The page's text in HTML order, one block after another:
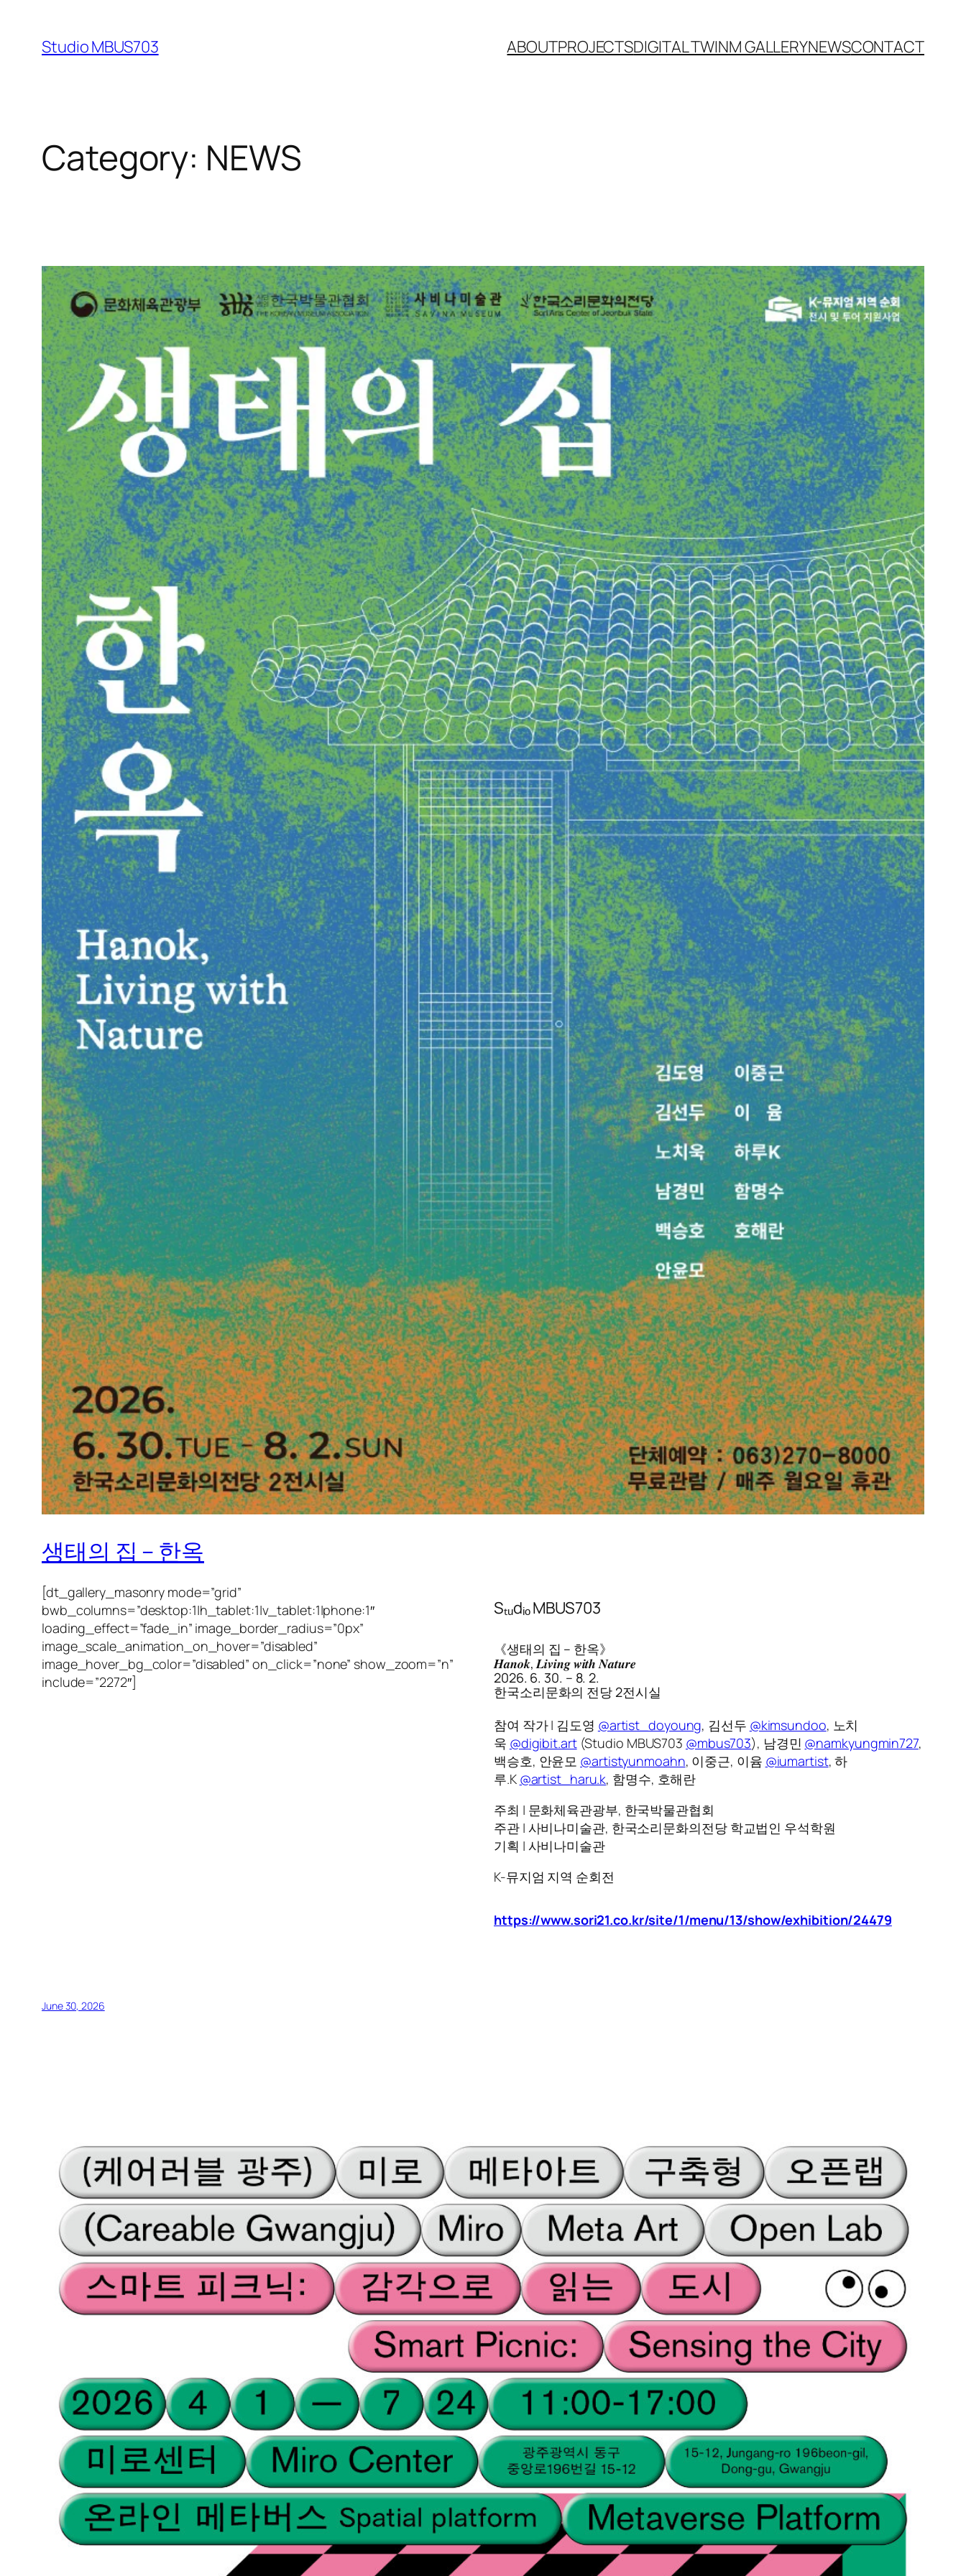
content
Studio MBUS703 ABOUTPROJECTSDIGITAL TWINM GALLERYNEWSCONTACT
Category: NEWS
생태의 집 – 한옥
[dt_gallery_masonry mode=”grid”
bwb_columns=”desktop:1|h_tablet:1|v_tablet:1|phone:1″
loading_effect=”fade_in” image_border_radius=”0px”
image_scale_animation_on_hover=”disabled”
image_hover_bg_color=”disabled” on_click=”none” show_zoom=”n”
include=”2272″]
Sₜᵤdᵢₒ MBUS703
《생태의 집 – 한옥》
𝑯𝒂𝒏𝒐𝒌, 𝑳𝒊𝒗𝒊𝒏𝒈 𝒘𝒊𝒕𝒉 𝑵𝒂𝒕𝒖𝒓𝒆
2026. 6. 30. – 8. 2.
한국소리문화의 전당 2전시실
참여 작가 | 김도영 @artist_doyoung, 김선두 @kimsundoo, 노치
욱 @digibit.art(Studio MBUS703 @mbus703), 남경민 @namkyungmin727,
백승호, 안윤모 @artistyunmoahn, 이중근, 이윰 @iumartist, 하
루.K @artist_haru.k, 함명수, 호해란
주최 | 문화체육관광부, 한국박물관협회
주관 | 사비나미술관, 한국소리문화의전당 학교법인 우석학원
기획 | 사비나미술관
K-뮤지엄 지역 순회전
https://www.sori21.co.kr/site/1/menu/13/show/exhibition/24479
June 30, 2026